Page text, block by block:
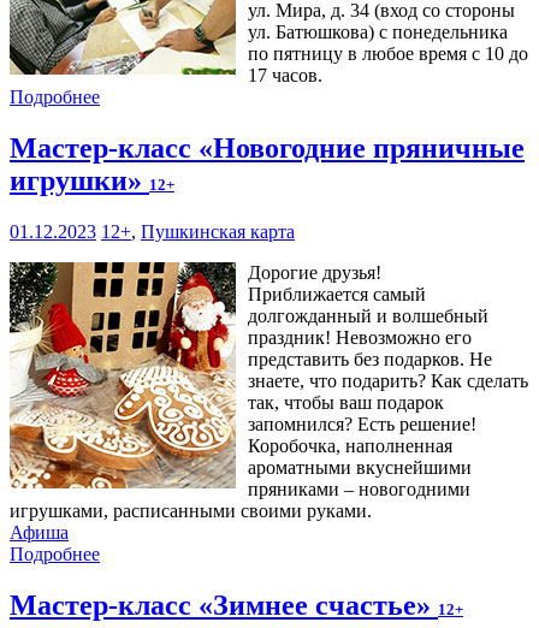
ул. Мира, д. 34 (вход со стороны
ул. Батюшкова) с понедельника
по пятницу в любое время с 10 до
17 часов.
Подробнее
Мастер-класс «Новогодние пряничные
игрушки» 12+
01.12.2023 12+, Пушкинская карта
Дорогие друзья!
Приближается самый
долгожданный и волшебный
праздник! Невозможно его
представить без подарков. Не
знаете, что подарить? Как сделать
так, чтобы ваш подарок
запомнился? Есть решение!
Коробочка, наполненная
ароматными вкуснейшими
пряниками – новогодними
игрушками, расписанными своими руками.
Афиша
Подробнее
Мастер-класс «Зимнее счастье» 12+